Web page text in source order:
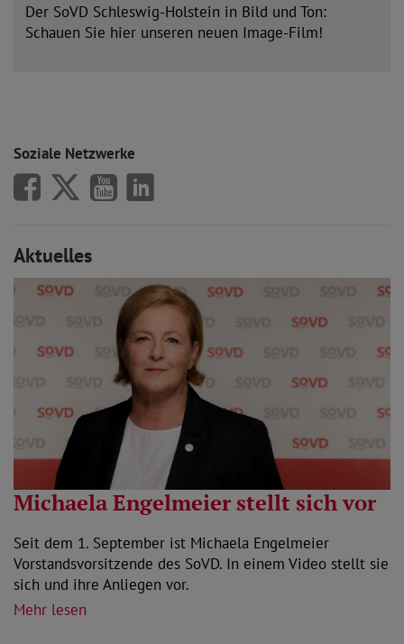
Der SoVD Schleswig-Holstein in Bild und Ton:
Schauen Sie hier unseren neuen Image-Film!
Soziale Netzwerke
SoVD auf Facebook
SoVD auf X/Twitter
SoVD auf Youtube
SoVD auf LinkedIn
Aktuelles
Michaela Engelmeier stellt sich vor
Seit dem 1. September ist Michaela Engelmeier
Vorstandsvorsitzende des SoVD. In einem Video stellt sie
sich und ihre Anliegen vor.
Mehr lesen